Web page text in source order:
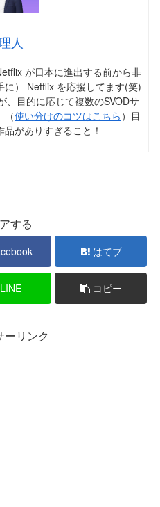
人
が日本に進出する前から非
） Netflix を応援してます(笑)
、目的に応じて複数のSVODサ
（使い分けのコツはこちら ）目
がありすぎること！
する
はてブ
LINE コピー
ーリンク